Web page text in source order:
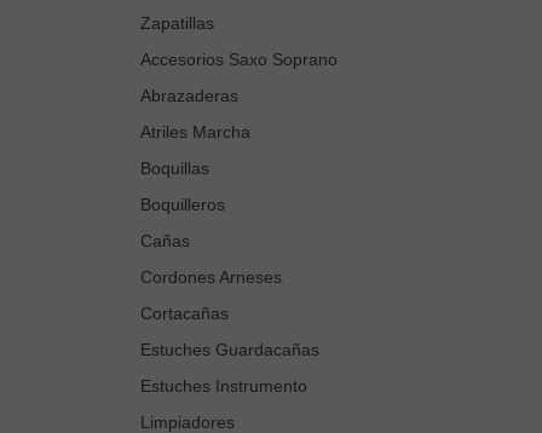
Zapatillas
Accesorios Saxo Soprano
Abrazaderas
Atriles Marcha
Boquillas
Boquilleros
Cañas
Cordones Arneses
Cortacañas
Estuches Guardacañas
Estuches Instrumento
Limpiadores